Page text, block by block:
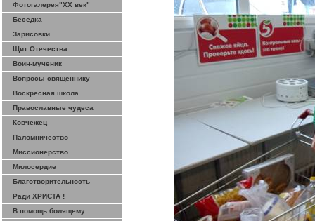
Фотогалерея"ХХ век"
Беседка
Зарисовки
Щит Отечества
Воин-мученик
Вопросы священнику
Воскресная школа
Православные чудеса
Ковчежец
Паломничество
Миссионерство
Милосердие
Благотворительность
Ради ХРИСТА !
В помощь болящему